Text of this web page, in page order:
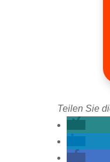
Teilen Sie